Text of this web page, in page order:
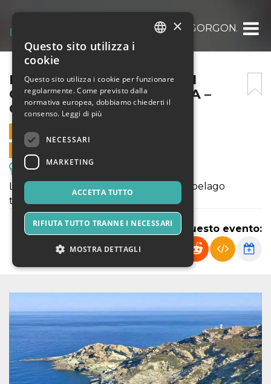
ESCURSIONE ALL’ISOLA DI GORGONA –
ESCURSIONE ALL’ISOLA DI
GORGONA – COPIA – COPIA –
COPIA – COPIA
14 OTTOBRE 2023 - 08:00
VENDITE ONLINE TERMINATE
Escursioni & Visite Guidate
L'isola più esclusiva e tutelata dell’arcipelago
toscano
Condividi questo evento:
×
Questo sito utilizza i
cookie
Questo sito utilizza i cookie per funzionare
regolarmente. Come previsto dalla
normativa europea, dobbiamo chiederti il
consenso. Leggi di più
NECESSARI
MARKETING
ACCETTA TUTTO
RIFIUTA TUTTO TRANNE I NECESSARI
MOSTRA DETTAGLI
Necessari Marketing
I cookie strettamente necessari o tecnici sono
indispensabili al funzionamento del sito. I
servizi qui presenti non potranno funzionare
senza.
Nome
Provider /
Dominio
Scadenza Descrizione